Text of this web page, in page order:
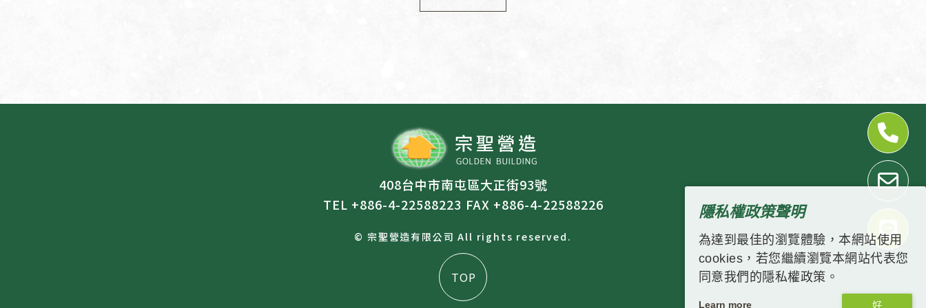
隱私權政策聲明
為達到最佳的瀏覽體驗，本網站使用
cookies，若您繼續瀏覽本網站代表您
同意我們的隱私權政策。
Learn more
408台中市南屯區大正街93號
TEL +886-4-22588223 FAX +886-4-22588226
© 宗聖營造有限公司 All rights reserved.
TOP